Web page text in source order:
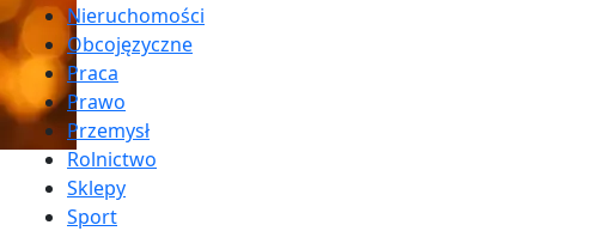
Nieruchomości
Obcojęzyczne
Praca
Prawo
Przemysł
Rolnictwo
Sklepy
Sport